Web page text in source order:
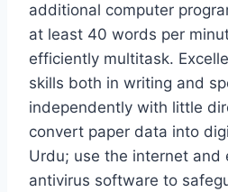
additional computer
at least 40 words per
efficiently multitask.
skills both in writing and
independently with little
convert paper data into
Urdu; use the internet and
antivirus software to